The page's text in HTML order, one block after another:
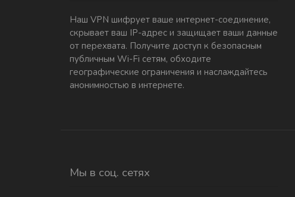
Наш VPN шифрует ваше интернет-соединение,
скрывает ваш IP-адрес и защищает ваши данные
от перехвата. Получите доступ к безопасным
публичным Wi-Fi сетям, обходите
географические ограничения и наслаждайтесь
анонимностью в интернете.
Мы в соц. сетях